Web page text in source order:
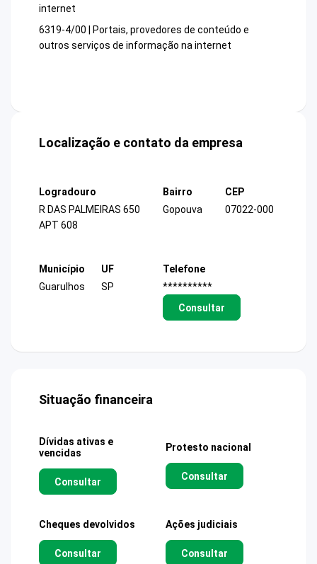
internet
6319-4/00 | Portais, provedores de conteúdo e
outros serviços de informação na internet
Localização e contato da empresa
Logradouro
R DAS PALMEIRAS 650
APT 608
Bairro
Gopouva
CEP
07022-000
Município
Guarulhos
UF
SP
Telefone
**********
Consultar
Situação financeira
Dívidas ativas e
vencidas
Consultar
Protesto nacional
Consultar
Cheques devolvidos
Consultar
Ações judiciais
Consultar